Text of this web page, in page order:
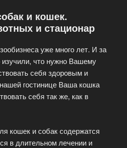
и кошек.
и стационар
уже много лет. И за
изучили, что нужно Вашему
себя здоровым и
гостинице Ваша кошка
себя так же, как в
кошек и собак содержатся
в длительном лечении и